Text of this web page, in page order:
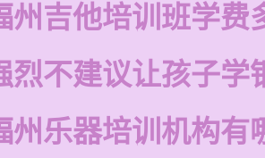
州吉他培训班学费
烈不建议让孩子学
州乐器培训机构有